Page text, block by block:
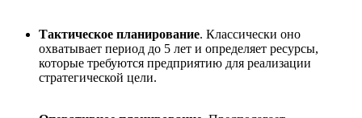
Тактическое планирование. Классически оно
охватывает период до 5 лет и определяет ресурсы,
которые требуются предприятию для реализации
стратегической цели.